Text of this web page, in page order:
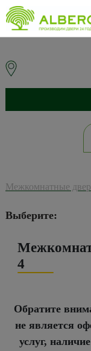
Межкомнатные
Выберите:
4
Обратите
не является
услуг,